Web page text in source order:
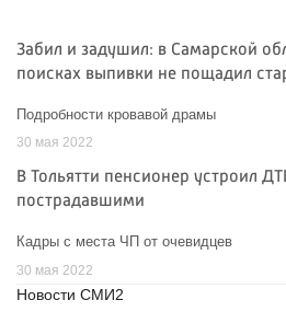
Забил и задушил: в Самарской
поисках выпивки не пощадил
Подробности кровавой драмы
30 мая 2022
В Тольятти пенсионер устроил
пострадавшими
Кадры с места ЧП от очевидцев
30 мая 2022
Новости СМИ2